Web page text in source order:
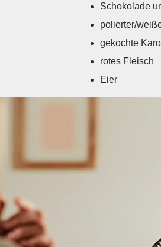
Schokolade
polierter/
gekochte
rotes Fleisch
Eier